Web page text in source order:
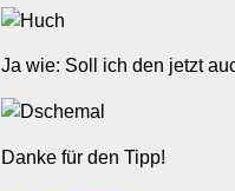
Ja wie: Soll ich den jetzt
Danke für den Tipp!